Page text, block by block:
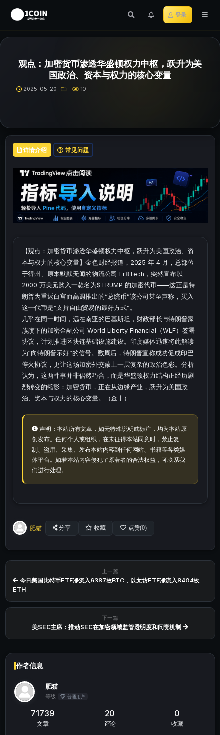
登录
观点：加密货币渗透华盛顿权力中枢，跃升为美
国政治、资本与权力的核心变量
2025-05-20 10
详情介绍 常见问题
【观点：加密货币渗透华盛顿权力中枢，跃升为美国政治、资
本与权力的核心变量】金色财经报道，2025 年 4 月，总部位
于得州、原本默默无闻的物流公司 Fr8Tech，突然宣布以
2000 万美元购入一款名为$TRUMP 的加密代币——这正是特
朗普为重返白宫而高调推出的“总统币”该公司甚至声称，买入
这一代币是“支持自由贸易的最好方式”。
几乎在同一时间，远在南亚的巴基斯坦，财政部长与特朗普家
族旗下的加密金融公司 World Liberty Financial（WLF）签署
协议，计划推进区块链基础设施建设。印度媒体迅速将此解读
为“向特朗普示好”的信号。数周后，特朗普宣称成功促成印巴
停火协议，更让这场加密外交蒙上一层复杂的政治色彩。分析
认为，这两件事并非偶然巧合，而是华盛顿权力结构正经历剧
烈转变的缩影：加密货币，正在从边缘产业，跃升为美国政
治、资本与权力的核心变量。（金十）
声明：本站所有文章，如无特殊说明或标注，均为本站原
创发布。任何个人或组织，在未征得本站同意时，禁止复
制、盗用、采集、发布本站内容到任何网站、书籍等各类媒
体平台。如若本站内容侵犯了原著者的合法权益，可联系我
们进行处理。
肥猫 分享 收藏 点赞(0)
上一篇
今日美国比特币ETF净流入6387枚BTC，以太坊ETF净流入8404枚
ETH
下一篇
美SEC主席：推动SEC在加密领域监管透明度和问责机制
作者信息
肥猫
等级 普通用户
71739
文章
20
评论
0
收藏